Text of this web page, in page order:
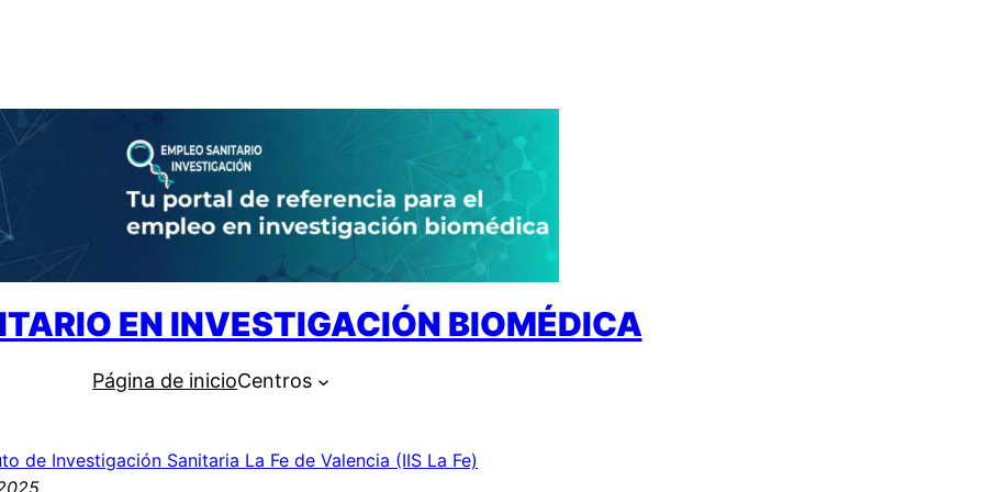
EN INVESTIGACIÓN BIOMÉDICA
Página de inicioCentros
de Investigación Sanitaria La Fe de Valencia (IIS La Fe)